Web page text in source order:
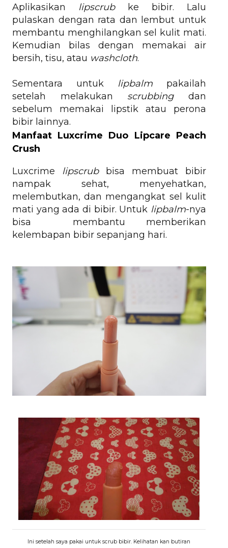
Aplikasikan lipscrubke bibir. Lalu
pulaskan dengan rata dan lembut untuk
membantu menghilangkan sel kulit mati.
Kemudian bilas dengan memakai air
bersih, tisu, atau washcloth.
Sementara untuk lipbalmpakailah
setelah melakukan scrubbing dan
sebelum memakai lipstik atau perona
bibir lainnya.
Manfaat Luxcrime Duo Lipcare Peach
Crush
Luxcrime lipscrubbisa membuat bibir
nampak sehat, menyehatkan,
melembutkan, dan mengangkat sel kulit
mati yang ada di bibir. Untuk lipbalm-nya
bisa membantu memberikan
kelembapan bibir sepanjang hari.
Ini setelah saya pakai untuk scrub bibir. Kelihatan kan butiran